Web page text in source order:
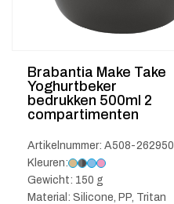
Brabantia Make Take
Yoghurtbeker
bedrukken 500ml 2
compartimenten
Artikelnummer: A508-262950
Kleuren:
Gewicht: 150 g
Material: Silicone, PP, Tritan